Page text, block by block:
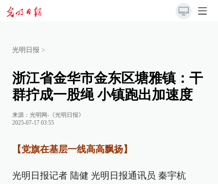
光明日报 >
浙江省金华市金东区塘雅镇：干
群拧成一股绳 小镇跑出加速度
来源： 光明网-《光明日报》
2025-07-17 03:55
【党旗在基层一线高高飘扬】
光明日报记者 陆健 光明日报通讯员 秦宇杭